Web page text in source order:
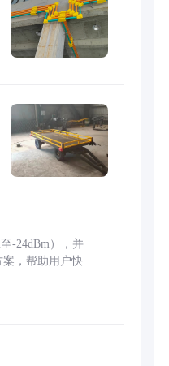
-24dBm），并
，帮助用户快